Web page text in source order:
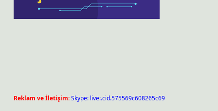
Reklam ve İletişim:Skype: live:.cid.575569c608265c69